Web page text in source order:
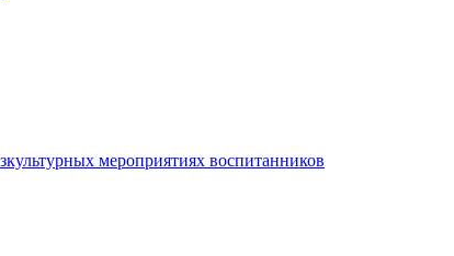
мероприятиях воспитанников